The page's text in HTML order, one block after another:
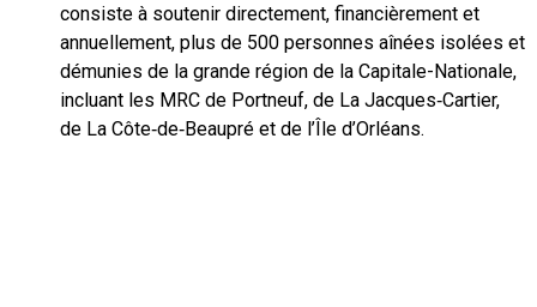
consiste à soutenir directement, financièrement et
annuellement, plus de 500 personnes aînées isolées et
démunies de la grande région de la Capitale-Nationale,
incluant les MRC de Portneuf, de La Jacques‑Cartier,
de La Côte‑de‑Beaupré et de l’Île d’Orléans.